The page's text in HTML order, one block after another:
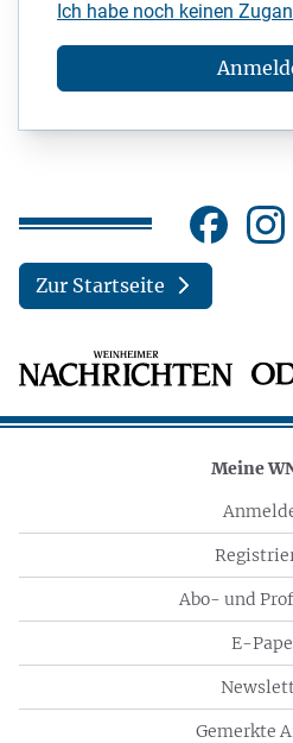
Ich habe noch keinen
Zur Startseite
Meine
Abo- und
E-
Gemerkte